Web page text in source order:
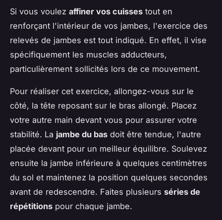
Si vous voulez affiner vos cuisses tout en
renforçant l'intérieur de vos jambes, l'exercice des
relevés de jambes est tout indiqué. En effet, il vise
spécifiquement les muscles adducteurs,
particulièrement sollicités lors de ce mouvement.
Pour réaliser cet exercice, allongez-vous sur le
côté, la tête reposant sur le bras allongé. Placez
votre autre main devant vous pour assurer votre
stabilité. La jambe du bas doit être tendue, l'autre
placée devant pour un meilleur équilibre. Soulevez
ensuite la jambe inférieure à quelques centimètres
du sol et maintenez la position quelques secondes
avant de redescendre. Faites plusieurs séries de
répétitions pour chaque jambe.